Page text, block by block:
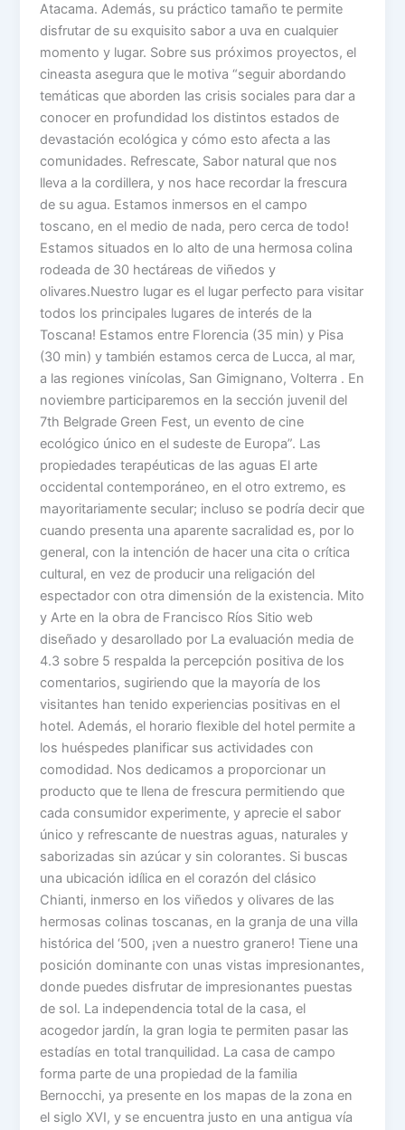
Atacama. Además, su práctico tamaño te permite
disfrutar de su exquisito sabor a uva en cualquier
momento y lugar. Sobre sus próximos proyectos, el
cineasta asegura que le motiva “seguir abordando
temáticas que aborden las crisis sociales para dar a
conocer en profundidad los distintos estados de
devastación ecológica y cómo esto afecta a las
comunidades. Refrescate, Sabor natural que nos
lleva a la cordillera, y nos hace recordar la frescura
de su agua. Estamos inmersos en el campo
toscano, en el medio de nada, pero cerca de todo!
Estamos situados en lo alto de una hermosa colina
rodeada de 30 hectáreas de viñedos y
olivares.Nuestro lugar es el lugar perfecto para visitar
todos los principales lugares de interés de la
Toscana! Estamos entre Florencia (35 min) y Pisa
(30 min) y también estamos cerca de Lucca, al mar,
a las regiones vinícolas, San Gimignano, Volterra . En
noviembre participaremos en la sección juvenil del
7th Belgrade Green Fest, un evento de cine
ecológico único en el sudeste de Europa”. Las
propiedades terapéuticas de las aguas El arte
occidental contemporáneo, en el otro extremo, es
mayoritariamente secular; incluso se podría decir que
cuando presenta una aparente sacralidad es, por lo
general, con la intención de hacer una cita o crítica
cultural, en vez de producir una religación del
espectador con otra dimensión de la existencia. Mito
y Arte en la obra de Francisco Ríos Sitio web
diseñado y desarollado por La evaluación media de
4.3 sobre 5 respalda la percepción positiva de los
comentarios, sugiriendo que la mayoría de los
visitantes han tenido experiencias positivas en el
hotel. Además, el horario flexible del hotel permite a
los huéspedes planificar sus actividades con
comodidad. Nos dedicamos a proporcionar un
producto que te llena de frescura permitiendo que
cada consumidor experimente, y aprecie el sabor
único y refrescante de nuestras aguas, naturales y
saborizadas sin azúcar y sin colorantes. Si buscas
una ubicación idílica en el corazón del clásico
Chianti, inmerso en los viñedos y olivares de las
hermosas colinas toscanas, en la granja de una villa
histórica del ‘500, ¡ven a nuestro granero! Tiene una
posición dominante con unas vistas impresionantes,
donde puedes disfrutar de impresionantes puestas
de sol. La independencia total de la casa, el
acogedor jardín, la gran logia te permiten pasar las
estadías en total tranquilidad. La casa de campo
forma parte de una propiedad de la familia
Bernocchi, ya presente en los mapas de la zona en
el siglo XVI, y se encuentra justo en una antigua vía